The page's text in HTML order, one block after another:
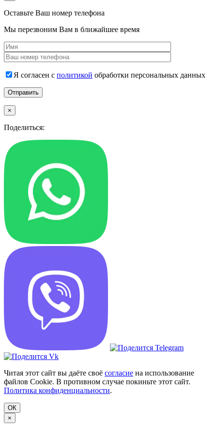
Оставьте Ваш номер телефона
Мы перезвоним Вам в ближайшее время
Я согласен с политикой обработки персональных данных
×
Поделиться:
Читая этот сайт вы даёте своё согласие на использование
файлов Cookie. В противном случае покиньте этот сайт.
Политика конфиденциальности.
ОК
×